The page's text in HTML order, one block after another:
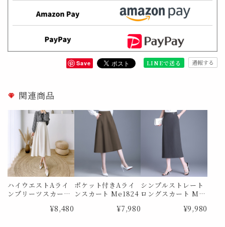
Save LINEで送る 通報する
関連商品
ハイウエストAライ
ンプリーツスカート
¥8,480
ポケット付きAライ
ンスカート Me1824
¥7,980
シンプルストレート
ロングスカート Me1
¥9,980